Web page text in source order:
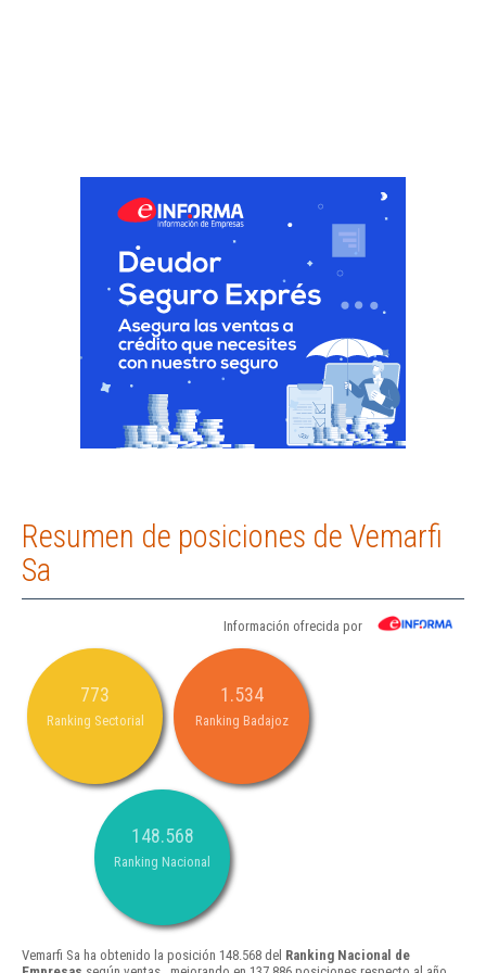
Resumen de posiciones de Vemarfi
Sa
Información ofrecida por
773
Ranking Sectorial
1.534
Ranking Badajoz
148.568
Ranking Nacional
Vemarfi Sa ha obtenido la posición 148.568 del Ranking Nacional de